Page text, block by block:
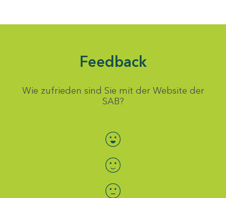
Feedback
Wie zufrieden sind Sie mit der Website der
SAB?
Bewertung auswählen